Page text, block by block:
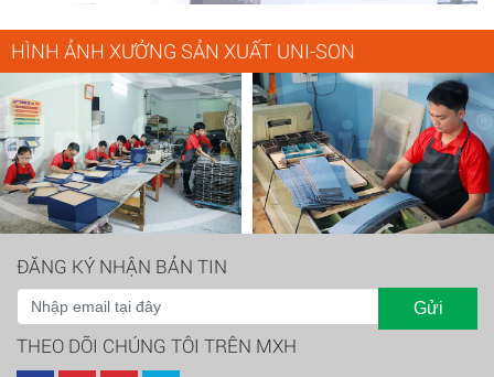
HÌNH ẢNH XƯỞNG SẢN XUẤT UNI-SON
ĐĂNG KÝ NHẬN BẢN TIN
Gửi
THEO DÕI CHÚNG TÔI TRÊN MXH